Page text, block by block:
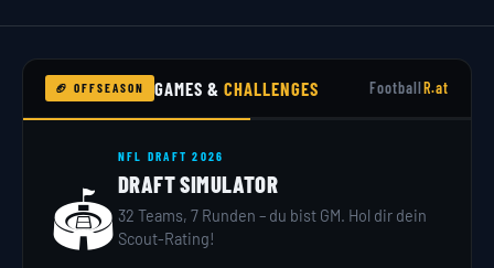
🏈 OFFSEASON GAMES &CHALLENGES FootballR.at
🏟️
NFL DRAFT 2026
DRAFT SIMULATOR
32 Teams, 7 Runden – du bist GM. Hol dir dein
Scout-Rating!